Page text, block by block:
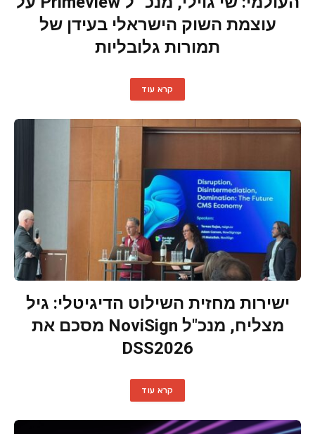
עוצמת השוק הישראלי בעידן של
תמורות גלובליות
קרא עוד
ישירות מחזית השילוט הדיגיטלי: גיל
מצליח, מנכ"ל NoviSign מסכם את
DSS2026
קרא עוד